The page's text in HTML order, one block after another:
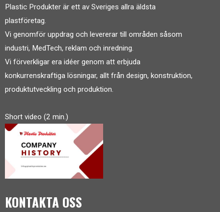
Plastic Produkter är ett av Sveriges allra äldsta
plastföretag.
Vi genomför uppdrag och levererar till områden såsom
industri, MedTech, reklam och inredning.
Vi förverkligar era idéer genom att erbjuda
konkurrenskraftiga lösningar, allt från design, konstruktion,
produktutveckling och produktion.
Short video (2 min.)
KONTAKTA OSS